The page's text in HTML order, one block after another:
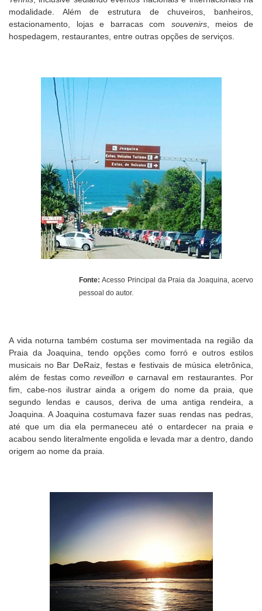
modalidade. Além de estrutura de chuveiros, banheiros,
estacionamento, lojas e barracas com souvenirs, meios de
hospedagem, restaurantes, entre outras opções de serviços.
Fonte: Acesso Principal da Praia da Joaquina, acervo
pessoal do autor.
A vida noturna também costuma ser movimentada na região da
Praia da Joaquina, tendo opções como forró e outros estilos
musicais no Bar DeRaiz, festas e festivais de música eletrônica,
além de festas comoreveillon e carnaval em restaurantes. Por
fim, cabe-nos ilustrar ainda a origem do nome da praia, que
segundo lendas e causos, deriva de uma antiga rendeira, a
Joaquina. A Joaquina costumava fazer suas rendas nas pedras,
até que um dia ela permaneceu até o entardecer na praia e
acabou sendo literalmente engolida e levada mar a dentro, dando
origem ao nome da praia.